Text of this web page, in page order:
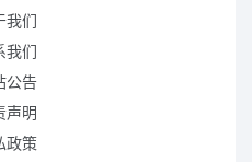
我们
我们
公告
声明
政策